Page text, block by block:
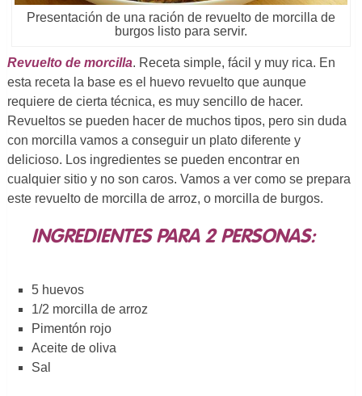
Presentación de una ración de revuelto de morcilla de
burgos listo para servir.
Revuelto de morcilla. Receta simple, fácil y muy rica. En
esta receta la base es el huevo revuelto que aunque
requiere de cierta técnica, es muy sencillo de hacer.
Revueltos se pueden hacer de muchos tipos, pero sin duda
con morcilla vamos a conseguir un plato diferente y
delicioso. Los ingredientes se pueden encontrar en
cualquier sitio y no son caros. Vamos a ver como se prepara
este revuelto de morcilla de arroz, o morcilla de burgos.
INGREDIENTES PARA 2 PERSONAS:
5 huevos
1/2 morcilla de arroz
Pimentón rojo
Aceite de oliva
Sal